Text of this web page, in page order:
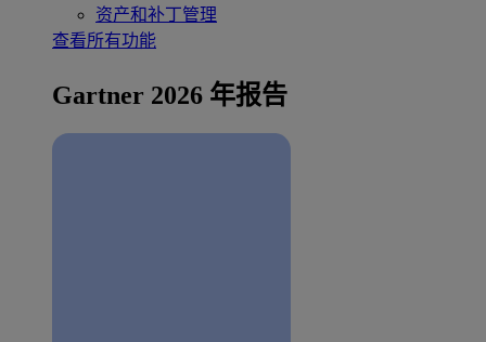
资产和补丁管理
查看所有功能
Gartner 2026 年报告